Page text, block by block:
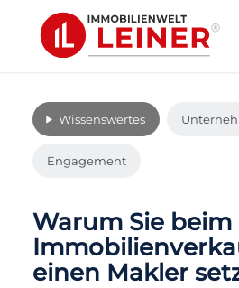
Wissenswertes
Engagement
Warum Sie beim
einen Makler